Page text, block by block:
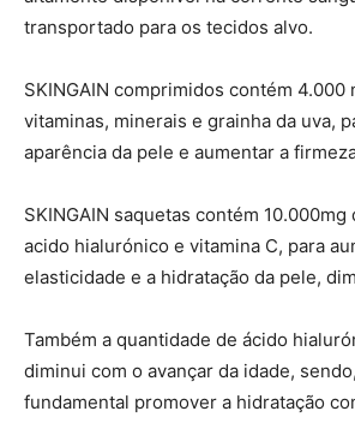
transportado para os tecidos alvo.
SKINGAIN comprimidos contém 4.000
vitaminas, minerais e grainha da uva,
aparência da pele e aumentar a
SKINGAIN saquetas contém 10.000mg
acido hialurónico e vitamina C, para
elasticidade e a hidratação da pele,
Também a quantidade de ácido
diminui com o avançar da idade,
fundamental promover a hidratação